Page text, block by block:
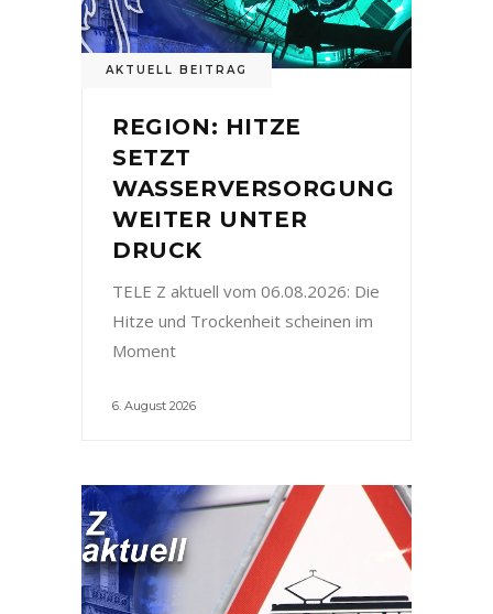
AKTUELL BEITRAG
REGION: HITZE
SETZT
WASSERVERSORGUNG
WEITER UNTER
DRUCK
TELE Z aktuell vom 06.08.2026: Die
Hitze und Trockenheit scheinen im
Moment
6. August 2026